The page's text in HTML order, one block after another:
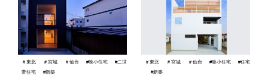
＃東北 ＃宮城 ＃仙台 #狭小住宅
#二世
帯住宅
#新築
＃東北 ＃宮城 ＃仙台 #狭小住宅
#住宅
#新築